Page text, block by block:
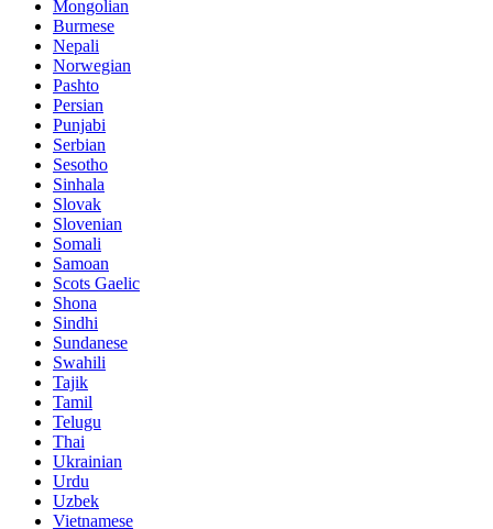
Mongolian
Burmese
Nepali
Norwegian
Pashto
Persian
Punjabi
Serbian
Sesotho
Sinhala
Slovak
Slovenian
Somali
Samoan
Scots Gaelic
Shona
Sindhi
Sundanese
Swahili
Tajik
Tamil
Telugu
Thai
Ukrainian
Urdu
Uzbek
Vietnamese